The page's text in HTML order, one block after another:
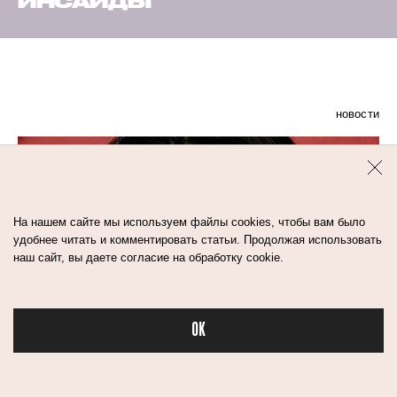
Бьюти в спорте
новости
На нашем сайте мы используем файлы cookies, чтобы вам было
удобнее читать и комментировать статьи. Продолжая использовать
наш сайт, вы даете согласие на обработку cookie.
OK